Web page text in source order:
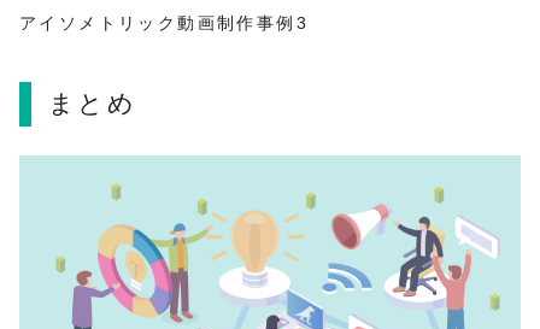
アイソメトリック動画制作事例3
まとめ